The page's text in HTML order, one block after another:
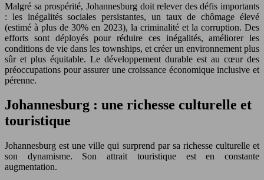
Malgré sa prospérité, Johannesburg doit relever des défis importants
: les inégalités sociales persistantes, un taux de chômage élevé
(estimé à plus de 30% en 2023), la criminalité et la corruption. Des
efforts sont déployés pour réduire ces inégalités, améliorer les
conditions de vie dans les townships, et créer un environnement plus
sûr et plus équitable. Le développement durable est au cœur des
préoccupations pour assurer une croissance économique inclusive et
pérenne.
Johannesburg : une richesse culturelle et
touristique
Johannesburg est une ville qui surprend par sa richesse culturelle et
son dynamisme. Son attrait touristique est en constante
augmentation.